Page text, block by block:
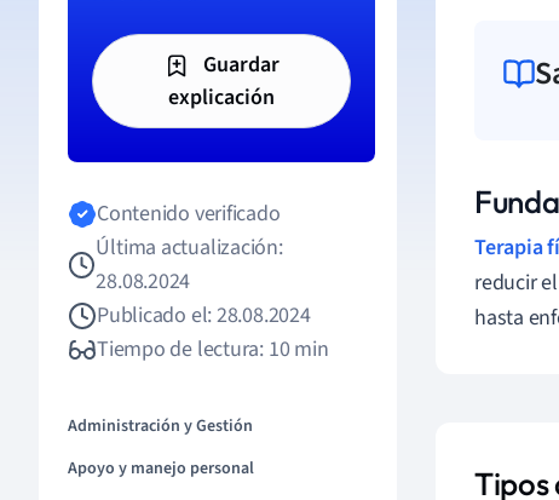
Guardar
explicación
Contenido verificado
Última actualización:
28.08.2024
Publicado el: 28.08.2024
Tiempo de lectura: 10 min
Administración y Gestión
Apoyo y manejo personal
Terapia
reducir
hasta
Tipos